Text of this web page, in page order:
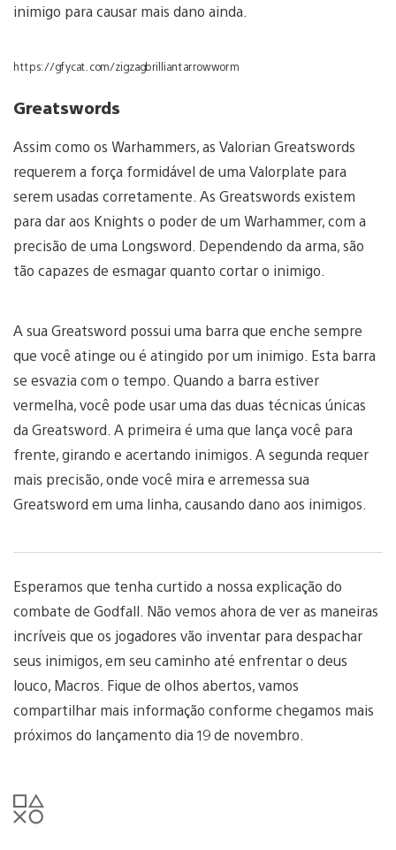
inimigo para causar mais dano ainda.
https://gfycat.com/zigzagbrilliantarrowworm
Greatswords
Assim como os Warhammers, as Valorian Greatswords
requerem a força formidável de uma Valorplate para
serem usadas corretamente. As Greatswords existem
para dar aos Knights o poder de um Warhammer, com a
precisão de uma Longsword. Dependendo da arma, são
tão capazes de esmagar quanto cortar o inimigo.
A sua Greatsword possui uma barra que enche sempre
que você atinge ou é atingido por um inimigo. Esta barra
se esvazia com o tempo. Quando a barra estiver
vermelha, você pode usar uma das duas técnicas únicas
da Greatsword. A primeira é uma que lança você para
frente, girando e acertando inimigos. A segunda requer
mais precisão, onde você mira e arremessa sua
Greatsword em uma linha, causando dano aos inimigos.
Esperamos que tenha curtido a nossa explicação do
combate de Godfall. Não vemos ahora de ver as maneiras
incríveis que os jogadores vão inventar para despachar
seus inimigos, em seu caminho até enfrentar o deus
louco, Macros. Fique de olhos abertos, vamos
compartilhar mais informação conforme chegamos mais
próximos do lançamento dia 19 de novembro.